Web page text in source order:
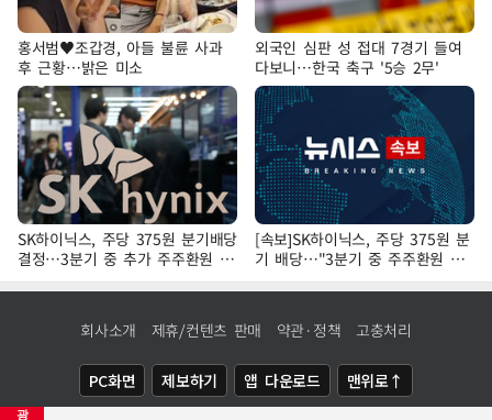
광
홍서범♥조갑경, 아들 불륜 사과
후 근황…밝은 미소
외국인 심판 성 접대 7경기 들여
다보니…한국 축구 '5승 2무'
SK하이닉스, 주당 375원 분기배당
결정…3분기 중 추가 주주환원 발
표
[속보]SK하이닉스, 주당 375원 분
기 배당…"3분기 중 주주환원 방
안 확정"
회사소개 제휴/컨텐츠 판매 약관·정책 고충처리
PC화면 제보하기 앱 다운로드 맨위로↑